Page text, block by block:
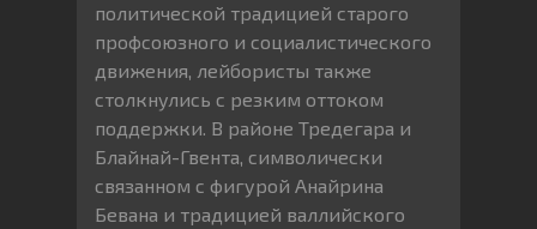
политической традицией старого
профсоюзного и социалистического
движения, лейбористы также
столкнулись с резким оттоком
поддержки. В районе Тредегара и
Блайнай-Гвента, символически
связанном с фигурой Анайрина
Бевана и традицией валлийского